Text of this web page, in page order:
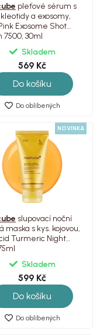
pleťové sérum s
a exosomy,
Exosome Shot
7500, 30ml
Skladem
569 Kč
Do košíku
Do oblíbených
NOVINKA
slupovací noční
maska s kys. kojovou,
Turmeric Night
Skladem
599 Kč
Do košíku
Do oblíbených